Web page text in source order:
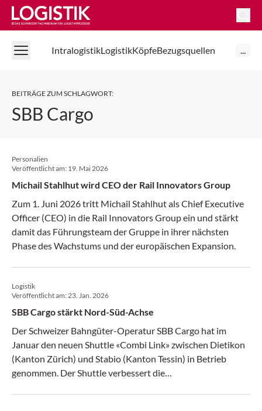
Logistik Online
IntralogistikLogistikKöpfeBezugsquellen ...
BEITRÄGE ZUM SCHLAGWORT:
SBB Cargo
Personalien
Veröffentlicht am: 19. Mai 2026
Michail Stahlhut wird CEO der Rail Innovators Group
Zum 1. Juni 2026 tritt Michail Stahlhut als Chief Executive
Officer (CEO) in die Rail Innovators Group ein und stärkt
damit das Führungsteam der Gruppe in ihrer nächsten
Phase des Wachstums und der europäischen Expansion.
Logistik
Veröffentlicht am:23. Jan. 2026
SBB Cargo stärkt Nord-Süd-Achse
Der Schweizer Bahngüter-Operatur SBB Cargo hat im
Januar den neuen Shuttle «Combi Link» zwischen Dietikon
(Kanton Zürich) und Stabio (Kanton Tessin) in Betrieb
genommen. Der Shuttle verbessert die